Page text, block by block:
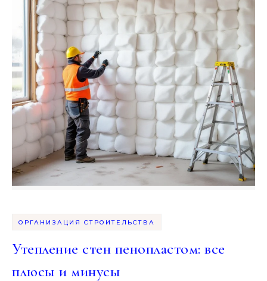
ОРГАНИЗАЦИЯ СТРОИТЕЛЬСТВА
Утепление стен пенопластом: все
плюсы и минусы